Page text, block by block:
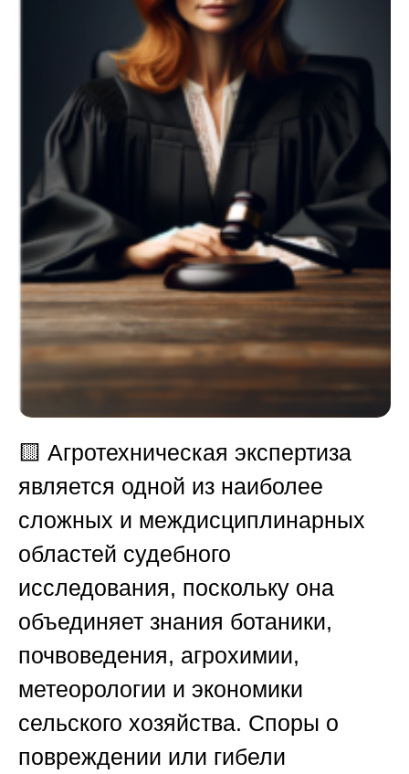
🟨 Агротехническая экспертиза
является одной из наиболее
сложных и междисциплинарных
областей судебного
исследования, поскольку она
объединяет знания ботаники,
почвоведения, агрохимии,
метеорологии и экономики
сельского хозяйства. Споры о
повреждении или гибели